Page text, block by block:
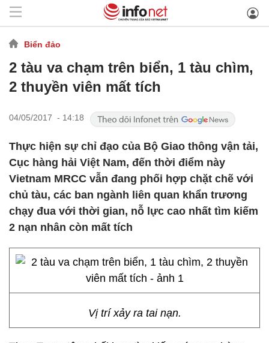
Biển đảo
2 tàu va chạm trên biển, 1 tàu chìm,
2 thuyền viên mất tích
04/05/2017 - 14:18
Thực hiện sự chỉ đạo của Bộ Giao thông vận tải,
Cục hàng hải Việt Nam, đến thời điểm này
Vietnam MRCC vẫn đang phối hợp chặt chẽ với
chủ tàu, các ban ngành liên quan khẩn trương
chạy đua với thời gian, nỗ lực cao nhất tìm kiếm
2 nạn nhân còn mất tích
Vị trí xảy ra tai nạn.